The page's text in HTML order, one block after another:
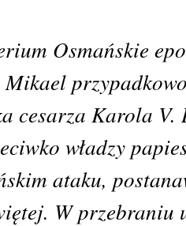
Osmańskie
cesarza Karola V.
władzy
ataku,
W przebraniu